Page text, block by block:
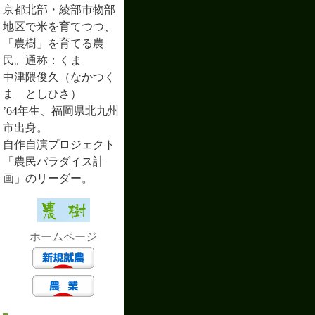
京都北部・綾部市物部
地区で米を育てつつ、
「農樹」を育てる農
民。通称：くま
中津隈俊久（なかつく
ま としひさ）
’64年生、福岡県北九州
市出身。
自作自演プロジェクト
「農民パラダイス計
画」のリーダー。
ホームページ